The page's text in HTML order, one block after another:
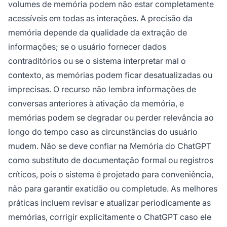
volumes de memória podem não estar completamente
acessíveis em todas as interações. A precisão da
memória depende da qualidade da extração de
informações; se o usuário fornecer dados
contraditórios ou se o sistema interpretar mal o
contexto, as memórias podem ficar desatualizadas ou
imprecisas. O recurso não lembra informações de
conversas anteriores à ativação da memória, e
memórias podem se degradar ou perder relevância ao
longo do tempo caso as circunstâncias do usuário
mudem. Não se deve confiar na Memória do ChatGPT
como substituto de documentação formal ou registros
críticos, pois o sistema é projetado para conveniência,
não para garantir exatidão ou completude. As melhores
práticas incluem revisar e atualizar periodicamente as
memórias, corrigir explicitamente o ChatGPT caso ele